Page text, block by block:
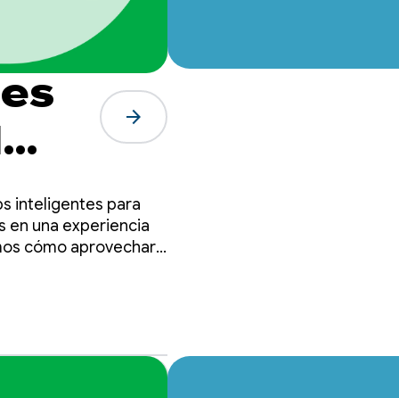
arrow_forward
inteligentes para
en una experiencia
cómo aprovechar